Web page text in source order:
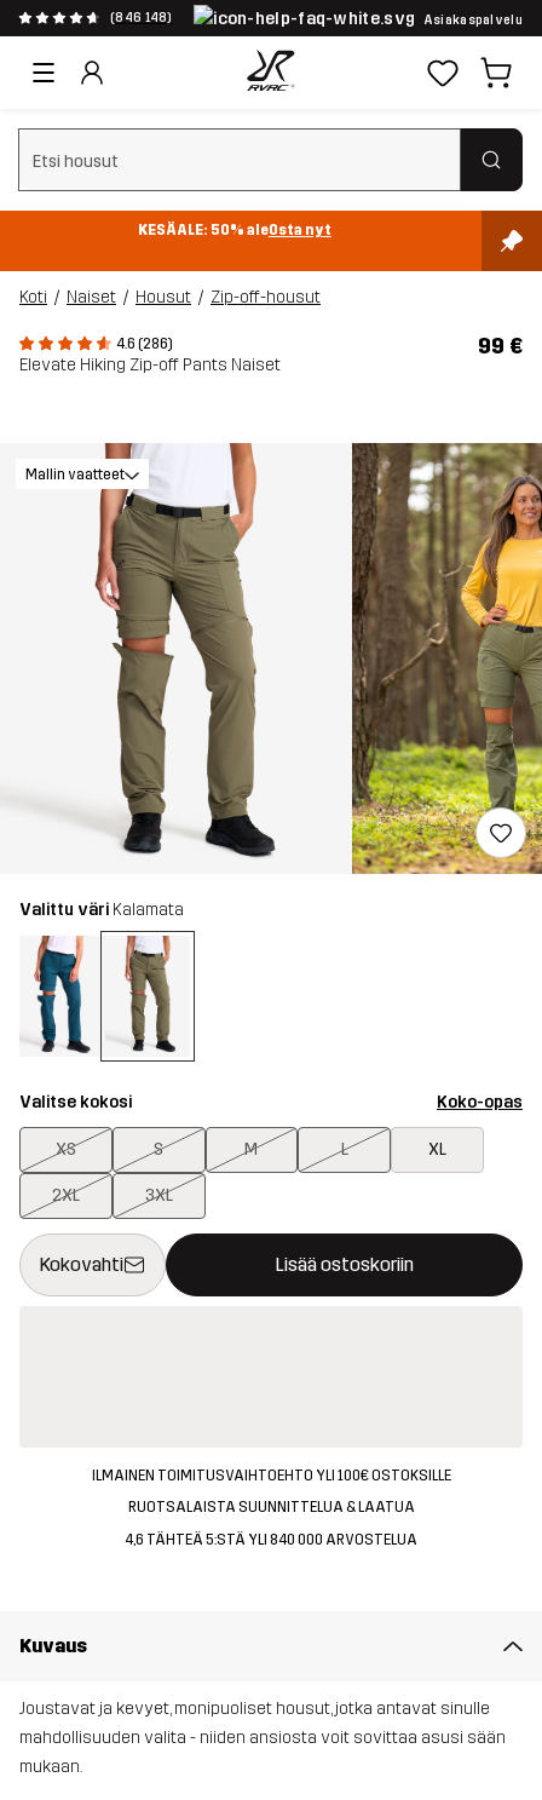
(846 148) Asiakaspalvelu
Tyhjennä haku
KESÄALE: 50% aleOsta nyt
Koti Naiset Housut Zip-off-housut
4.6 (286)
Elevate Hiking Zip-off Pants Naiset
99 €
Mallin vaatteet
Valittu väri Kalamata
Valitse kokosi Koko-opas
XS S M L XL
2XL 3XL
Kokovahti Lisää ostoskoriin
Tämä painike avaa ikkunan, joka vahvistaa uuden tuotteen
{{size}} ei saatavilla
ILMAINEN TOIMITUSVAIHTOEHTO YLI 100€ OSTOKSILLE
RUOTSALAISTA SUUNNITTELUA & LAATUA
4,6 TÄHTEÄ 5:STÄ YLI 840 000 ARVOSTELUA
Kuvaus
Joustavat ja kevyet, monipuoliset housut, jotka antavat sinulle
mahdollisuuden valita - niiden ansiosta voit sovittaa asusi sään
mukaan.